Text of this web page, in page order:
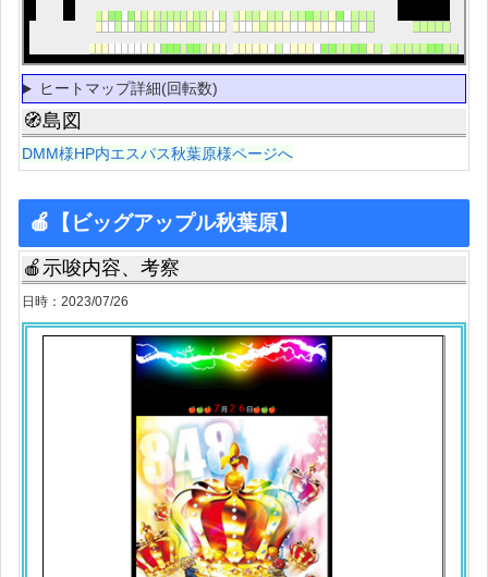
ヒートマップ詳細(回転数)
🧭島図
DMM様HP内エスパス秋葉原様ページへ
🍎【ビッグアップル秋葉原】
🍎示唆内容、考察
日時：2023/07/26